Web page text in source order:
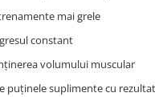
mai grele
constant
volumului muscular
puținele suplimente cu